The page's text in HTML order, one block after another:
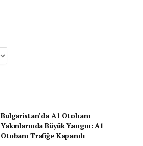
Bulgaristan’da A1 Otobanı
Yakınlarında Büyük Yangın: A1
Otobanı Trafiğe Kapandı